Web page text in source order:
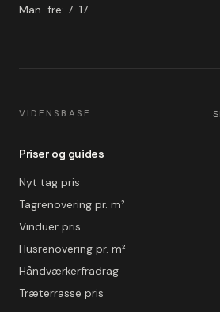
Man-fre: 7-17
VIDENSBASE
Priser og guides
Nyt tag pris
Tagrenovering pr. m²
Vinduer pris
Husrenovering pr. m²
Håndværkerfradrag
Træterrasse pris